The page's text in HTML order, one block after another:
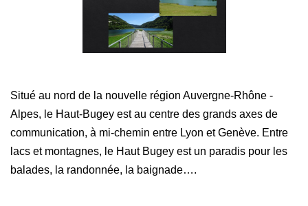
NOTRE AGENCE
EN
Situé au nord de la nouvelle région Auvergne-Rhône -
Alpes, le Haut-Bugey est au centre des grands axes de
communication, à mi-chemin entre Lyon et Genève. Entre
lacs et montagnes, le Haut Bugey est un paradis pour les
balades, la randonnée, la baignade….